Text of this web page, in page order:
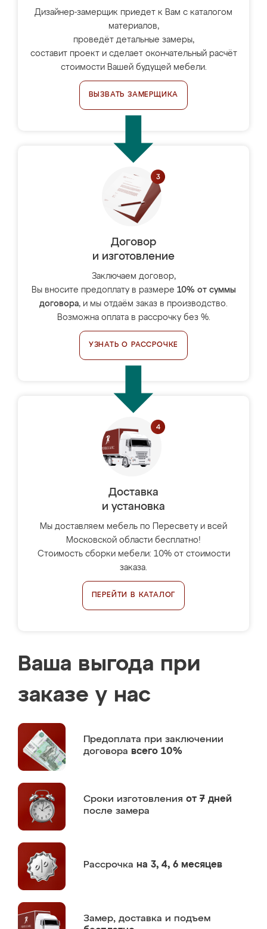
Дизайнер-замерщик приедет к Вам с каталогом
материалов,
проведёт детальные замеры,
составит проект и сделает окончательный расчёт
стоимости Вашей будущей мебели.
ВЫЗВАТЬ ЗАМЕРЩИКА
Договор
и изготовление
Заключаем договор,
Вы вносите предоплату в размере 10% от суммы
договора, и мы отдаём заказ в производство.
Возможна оплата в рассрочку без %.
УЗНАТЬ О РАССРОЧКЕ
Доставка
и установка
Мы доставляем мебель по Пересвету и всей
Московской области бесплатно!
Стоимость сборки мебели: 10% от стоимости
заказа.
ПЕРЕЙТИ В КАТАЛОГ
Ваша выгода при
заказе у нас
Предоплата при заключении
договора всего 10%
Сроки изготовления от 7 дней
после замера
Рассрочка на 3, 4, 6 месяцев
Замер, доставка и подъем